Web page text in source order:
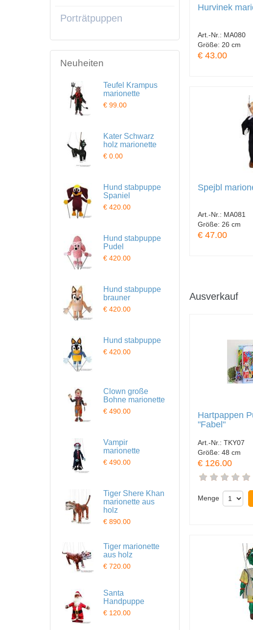
Hurvinek
Art.-Nr.: MA080
Größe: 20 cm
€ 43.00
Spejbl
Art.-Nr.: MA081
Größe: 26 cm
€ 47.00
Ausverkauf
Hartpappen
"Fabel"
Art.-Nr.: TKY07
Größe: 48 cm
€ 126.00
Menge
Porträtpuppen
Neuheiten
Teufel Krampus
marionette
€ 99.00
Kater Schwarz
holz marionette
€ 0.00
Hund stabpuppe
Spaniel
€ 420.00
Hund stabpuppe
Pudel
€ 420.00
Hund stabpuppe
brauner
€ 420.00
Hund stabpuppe
€ 420.00
Clown große
Bohne marionette
€ 490.00
Vampir
marionette
€ 490.00
Tiger Shere Khan
marionette aus
holz
€ 890.00
Tiger marionette
aus holz
€ 720.00
Santa
Handpuppe
€ 120.00